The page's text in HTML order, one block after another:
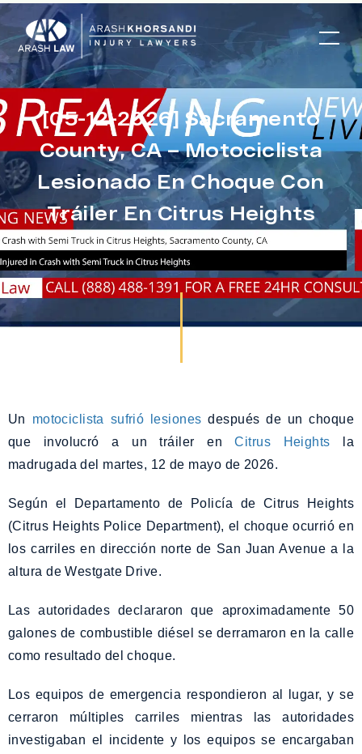
[05-12-2026] Sacramento
County, CA – Motociclista
Lesionado En Choque Con
Tráiler En Citrus Heights
Un motociclista sufrió lesiones después de un choque
que involucró a un tráiler enCitrus Heights la
madrugada del martes, 12 de mayo de 2026.
Según el Departamento de Policía de Citrus Heights
(Citrus Heights Police Department), el choque ocurrió en
los carriles en dirección norte de San Juan Avenue a la
altura de Westgate Drive.
Las autoridades declararon que aproximadamente 50
galones de combustible diésel se derramaron en la calle
como resultado del choque.
Los equipos de emergencia respondieron al lugar, y se
cerraron múltiples carriles mientras las autoridades
investigaban el incidente y los equipos se encargaban